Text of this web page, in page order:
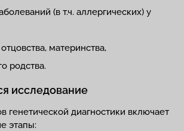
(в т.ч. аллергических) у
материнства,
родства.
исследование
генетической диагностики включает
этапы: